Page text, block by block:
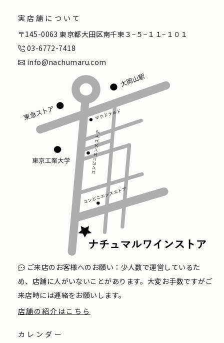
実店舗について
〒145-0063 東京都大田区南千束３−５−１１−１０１
03-6772-7418
info@nachumaru.com
ご来店のお客様へのお願い：少人数で運営しているた
め、店舗に人がいないことがあります。大変お手数ですがご
来店時には連絡をお願いします。
店舗の紹介はこちら
カレンダー